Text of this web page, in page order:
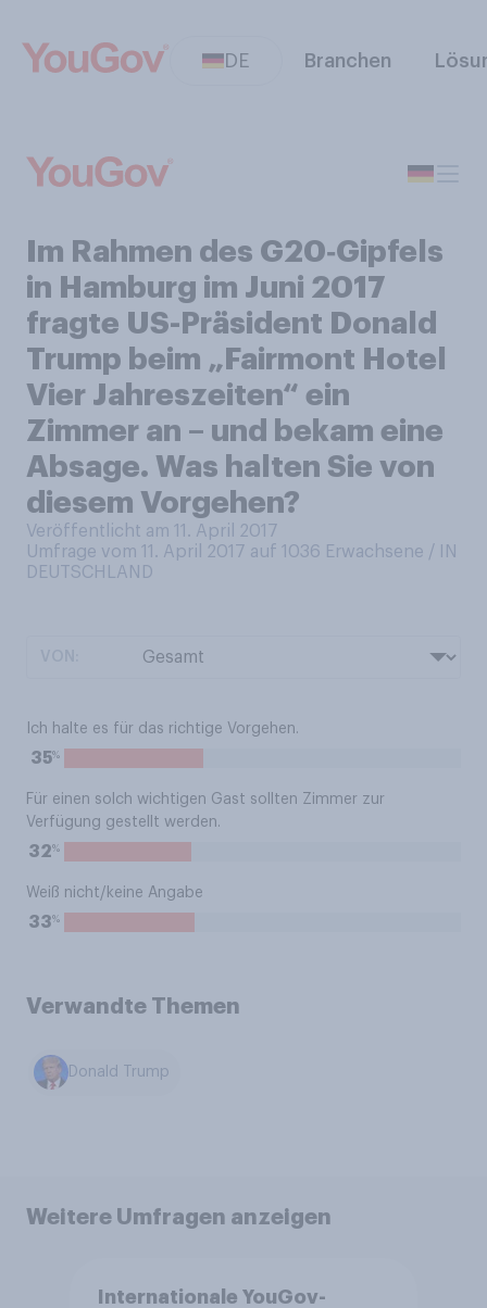
DE Branchen
Im Rahmen des G20‑Gipfels
in Hamburg im Juni 2017
fragte US-Präsident Donald
Trump beim „Fairmont Hotel
Vier Jahreszeiten“ ein
Zimmer an – und bekam eine
Absage. Was halten Sie von
diesem Vorgehen?
Veröffentlicht am 11. April 2017
Umfrage vom 11. April 2017 auf 1036 Erwachsene / IN
DEUTSCHLAND
Ich halte es für das richtige Vorgehen.
35%
Für einen solch wichtigen Gast sollten Zimmer zur
Verfügung gestellt werden.
32%
Weiß nicht/keine Angabe
33%
Verwandte Themen
Donald Trump
Weitere Umfragen anzeigen
Internationale YouGov-